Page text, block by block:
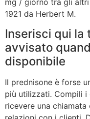
mg / giorno tra gli
1921 da Herbert M.
Inserisci qui la
avvisato
disponibile
Il prednisone è forse
più utilizzati. Compili
ricevere una